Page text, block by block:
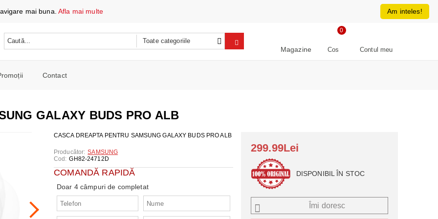
RON
Magazine Cos
0
Contul meu
TELEFOANE ȘI TABLETE
ȘI CAFETIERE
COMBINE FRIGORIFICE
spalat si Uscatoare
microunde
Contact
GALAXY BUDS PRO ALB
CASCA DREAPTA PENTRU SAMSUNG GALAXY BUDS PRO ALB
Producător: SAMSUNG
Cod: GH82-24712D
COMANDĂ RAPIDĂ
Doar 4 câmpuri de completat
299.99Lei
DISPONIBIL ÎN STOC
Îmi doresc
Am inteles!
mai buna.Afla mai multe